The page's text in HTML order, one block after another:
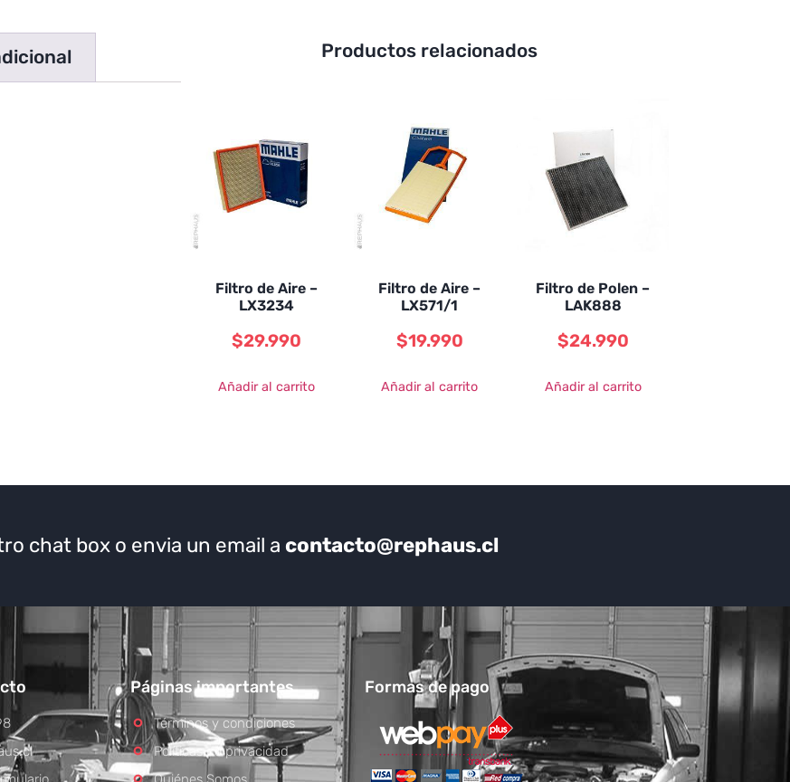
Productos relacionados
Filtro de Aire –
LX3234
$29.990
Añadir al carrito
Filtro de Aire –
LX571/1
$19.990
Añadir al carrito
Filtro de Polen –
LAK888
$24.990
Añadir al carrito
chat box o envia un email a contacto@rephaus.cl
Páginas importantes
Términos y condiciones
Políticas de privacidad
Formas de pago